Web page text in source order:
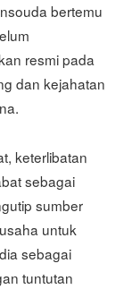
bertemu
resmi pada
dan kejahatan
keterlibatan
sebagai
sumber
untuk
sebagai
tuntutan